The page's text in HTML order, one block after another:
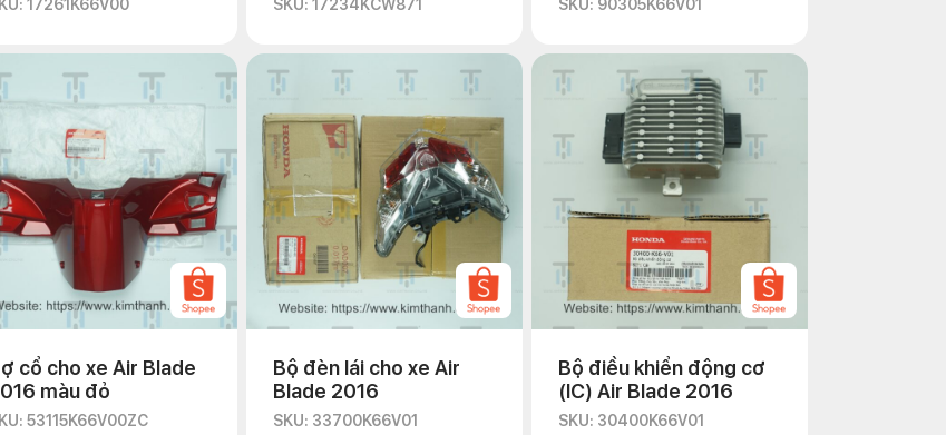
17261K66V00 SKU: 17234KCW871 SKU: 90305K66V01
cổ cho xe Air Blade
màu đỏ
53115K66V00ZC
Bộ đèn lái cho xe Air
Blade 2016
SKU: 33700K66V01
Bộ điều khiển động cơ
(IC) Air Blade 2016
SKU: 30400K66V01